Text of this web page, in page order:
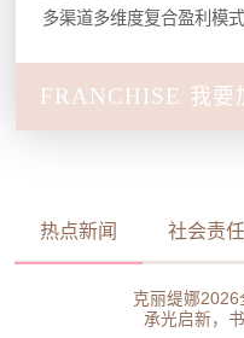
多渠道多维度复合盈利模式
FRANCHISE 我要
热点新闻 社会责任
克丽缇娜2026
承光启新，